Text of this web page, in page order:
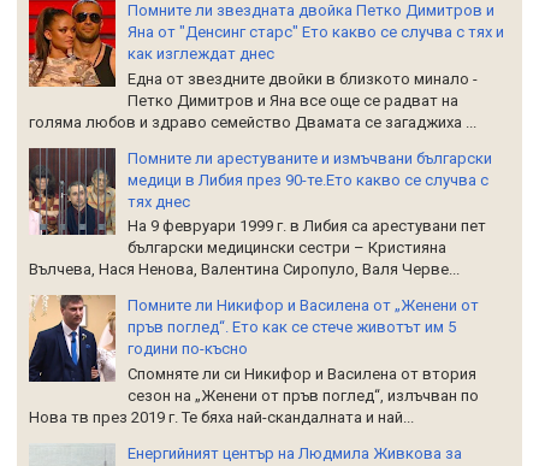
Помните ли звездната двойка Петко Димитров и
Яна от "Денсинг старс" Ето какво се случва с тях и
как изглеждат днес
Една от звездните двойки в близкото минало -
Петко Димитров и Яна все още се радват на
голяма любов и здраво семейство Двамата се загаджиха ...
Помните ли арестуваните и измъчвани български
медици в Либия през 90-те.Ето какво се случва с
тях днес
На 9 февруари 1999 г. в Либия са арестувани пет
български медицински сестри – Кристияна
Вълчева, Нася Ненова, Валентина Сиропуло, Валя Черве...
Помните ли Никифор и Василена от „Женени от
пръв поглед“. Ето как се стече животът им 5
години по-късно
Спомняте ли си Никифор и Василена от втория
сезон на „Женени от пръв поглед“, излъчван по
Нова тв през 2019 г. Те бяха най-скандалната и най...
Енергийният център на Людмила Живкова за